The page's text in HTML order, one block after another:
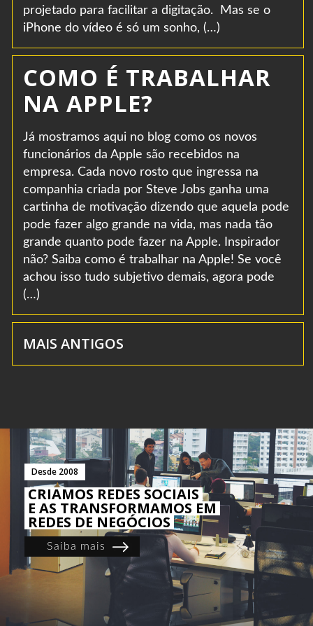
projetado para facilitar a digitação. Mas se o
iPhone do vídeo é só um sonho, (…)
COMO É TRABALHAR
NA APPLE?
Já mostramos aqui no blog como os novos
funcionários da Apple são recebidos na
empresa. Cada novo rosto que ingressa na
companhia criada por Steve Jobs ganha uma
cartinha de motivação dizendo que aquela pode
pode fazer algo grande na vida, mas nada tão
grande quanto pode fazer na Apple. Inspirador
não? Saiba como é trabalhar na Apple! Se você
achou isso tudo subjetivo demais, agora pode
(…)
MAIS ANTIGOS
Desde 2008
CRIAMOS REDES SOCIAIS
E AS TRANSFORMAMOS EM
REDES DE NEGÓCIOS
Saiba mais